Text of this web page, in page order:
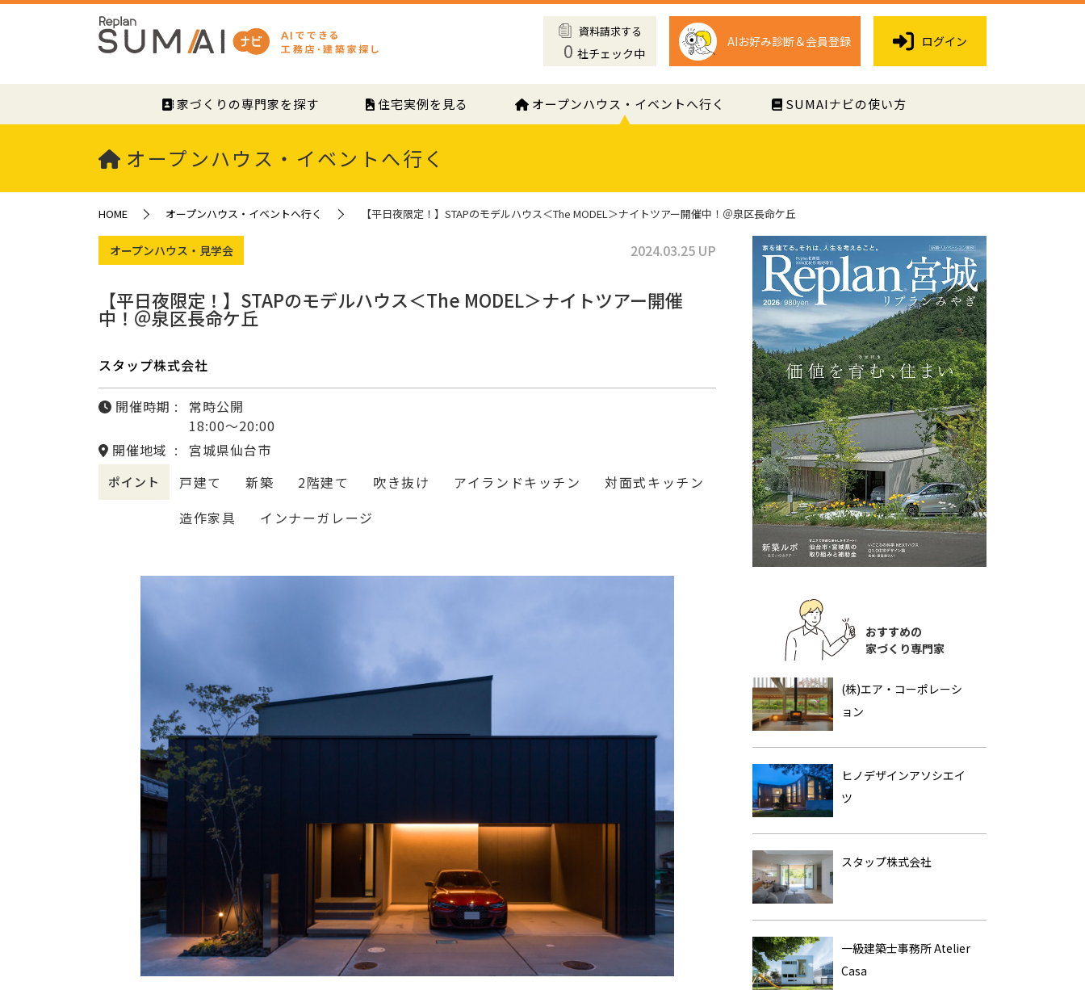
資料請求する
0 社チェック中
AIお好み診断＆会員登録 ログイン
家づくりの専門家を探す 住宅実例を見る オープンハウス・イベントへ行く SUMAIナビの使い方
オープンハウス・イベントへ行く
HOME オープンハウス・イベントへ行く 【平日夜限定！】STAPのモデルハウス＜The MODEL＞ナイトツアー開催中！＠泉区長命ケ丘
オープンハウス・見学会 2024.03.25 UP
【平日夜限定！】STAPのモデルハウス＜The MODEL＞ナイトツアー開催
中！＠泉区長命ケ丘
スタップ株式会社
開催時期
常時公開
18:00〜20:00
開催地域
宮城県仙台市
ポイント 戸建て 新築 2階建て 吹き抜け アイランドキッチン
対面式キッチン
造作家具
インナーガレージ
おすすめの
家づくり専門家
(株)エア・コーポレーシ
ョン
ヒノデザインアソシエイ
ツ
スタップ株式会社
一級建築士事務所 Atelier
Casa